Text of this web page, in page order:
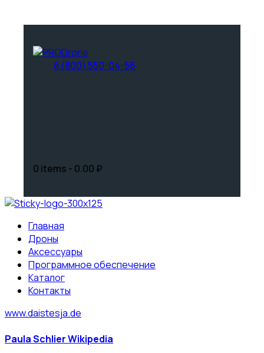
8 (800) 550-04-56
0 items - 0.00 ₽
Главная
Дроны
Аксессуары
Программное обеспечение
Каталог
Контакты
www.daistesja.de
Paula Schlier Wikipedia